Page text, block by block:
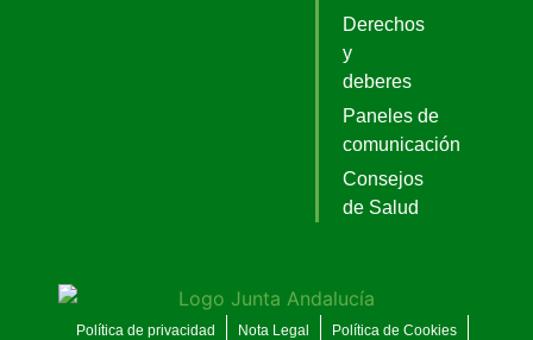
Derechos
y
deberes
Paneles de
comunicación
Consejos
de Salud
Política de privacidad Nota Legal Política de Cookies